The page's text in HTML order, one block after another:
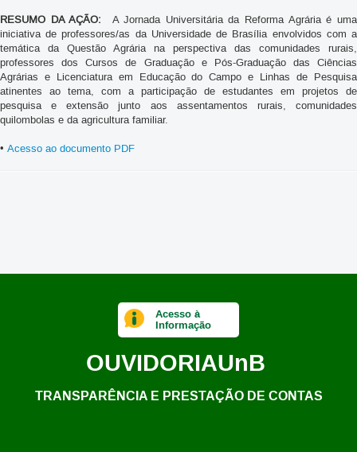
RESUMO DA AÇÃO:
A Jornada Universitária da Reforma Agrária é uma
iniciativa de professores/as da Universidade de Brasília envolvidos com a
temática da Questão Agrária na perspectiva das comunidades rurais,
professores dos Cursos de Graduação e Pós-Graduação das Ciências
Agrárias e Licenciatura em Educação do Campo e Linhas de Pesquisa
atinentes ao tema, com a participação de estudantes em projetos de
pesquisa e extensão junto aos assentamentos rurais, comunidades
quilombolas e da agricultura familiar.
• Acesso ao documento PDF
Acesso à
Informação
OUVIDORIAUnB
TRANSPARÊNCIA E PRESTAÇÃO DE CONTAS